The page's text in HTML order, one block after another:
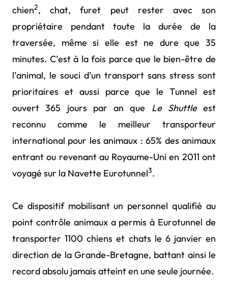
chien2, chat, furet peut rester avec son
propriétaire pendant toute la durée de la
traversée, même si elle est ne dure que 35
minutes. C’est à la fois parce que le bien-être de
l’animal, le souci d’un transport sans stress sont
prioritaires et aussi parce que le Tunnel est
ouvert 365 jours par an que Le Shuttleest
reconnu comme le meilleur transporteur
international pour les animaux : 65% des animaux
entrant ou revenant au Royaume-Uni en 2011 ont
voyagé sur la Navette Eurotunnel3.
Ce dispositif mobilisant un personnel qualifié au
point contrôle animaux a permis à Eurotunnel de
transporter 1100 chiens et chats le 6 janvier en
direction de la Grande-Bretagne, battant ainsi le
record absolu jamais atteint en une seule journée.